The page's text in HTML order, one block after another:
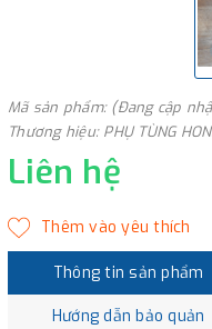
Mã sản phẩm: (Đang cập
Thương hiệu: PHỤ TÙNG
Liên hệ
Thông tin sản phẩm
Hướng dẫn bảo quản